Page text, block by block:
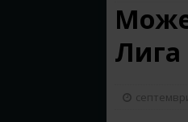
Лига